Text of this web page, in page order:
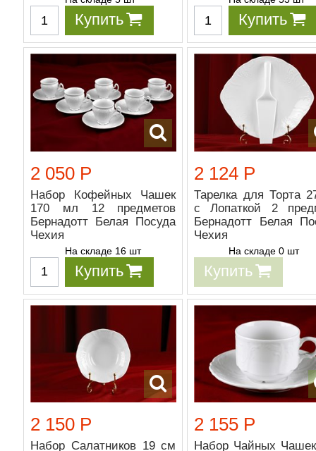
Купить Купить
2 050 Р
Набор Кофейных Чашек
170 мл 12 предметов
Бернадотт Белая Посуда
Чехия
На складе 16 шт
Купить
2 124 Р
Тарелка для Торта
с Лопаткой 2
Бернадотт Белая
Чехия
На складе 0 шт
Купить
2 150 Р
Набор Салатников 19 см
2 155 Р
Набор Чайных